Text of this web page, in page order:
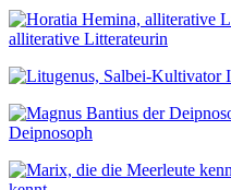
alliterative Litterateurin
Deipnosoph